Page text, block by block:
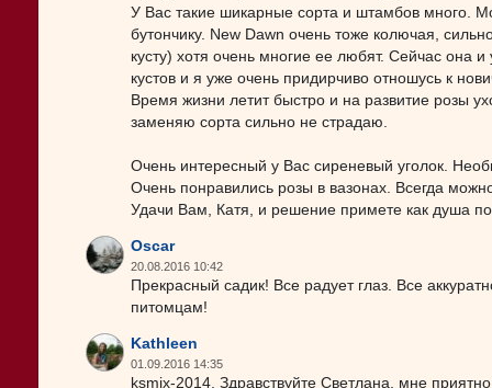
У Вас такие шикарные сорта и штамбов много.
бутончику. New Dawn очень тоже колючая,
кусту) хотя очень многие ее любят. Сейчас она
кустов и я уже очень придирчиво отношусь к
Время жизни летит быстро и на развитие розы
заменяю сорта сильно не страдаю.
Очень интересный у Вас сиреневый уголок.
Очень понравились розы в вазонах. Всегда
Удачи Вам, Катя, и решение примете как душа
Oscar
20.08.2016 10:42
Прекрасный садик! Все радует глаз. Все
питомцам!
Kathleen
01.09.2016 14:35
ksmix-2014, Здравствуйте Светлана, мне